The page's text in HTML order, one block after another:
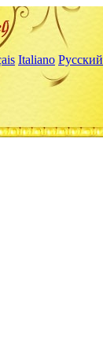
Italiano Русский